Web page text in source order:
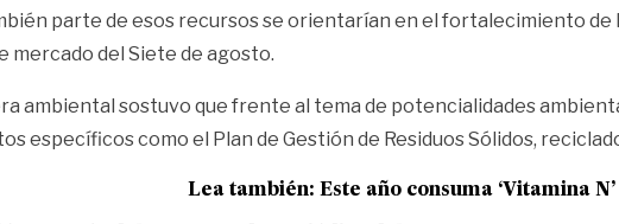
parte de esos recursos se orientarían en el fortalecimiento
mercado del Siete de agosto.
ambiental sostuvo que frente al tema de potencialidades
específicos como el Plan de Gestión de Residuos Sólidos,
Lea también: Este año consuma ‘Vitamina